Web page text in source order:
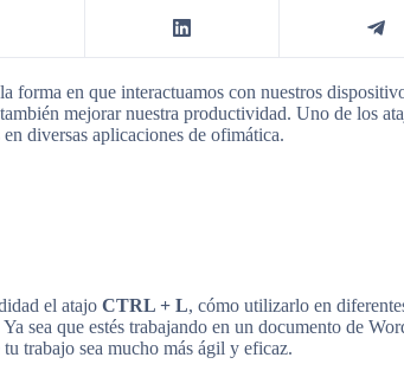
forma en que interactuamos con nuestros
mejorar nuestra productividad. Uno de los
diversas aplicaciones de ofimática.
el atajo CTRL + L, cómo utilizarlo en
sea que estés trabajando en un documento de
trabajo sea mucho más ágil y eficaz.